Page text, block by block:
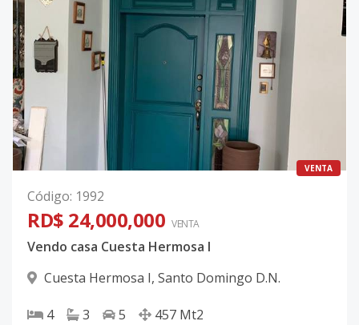
VENTA
Código: 1992
RD$ 24,000,000 VENTA
Vendo casa Cuesta Hermosa I
Cuesta Hermosa I, Santo Domingo D.N.
4 3 5 457 Mt2